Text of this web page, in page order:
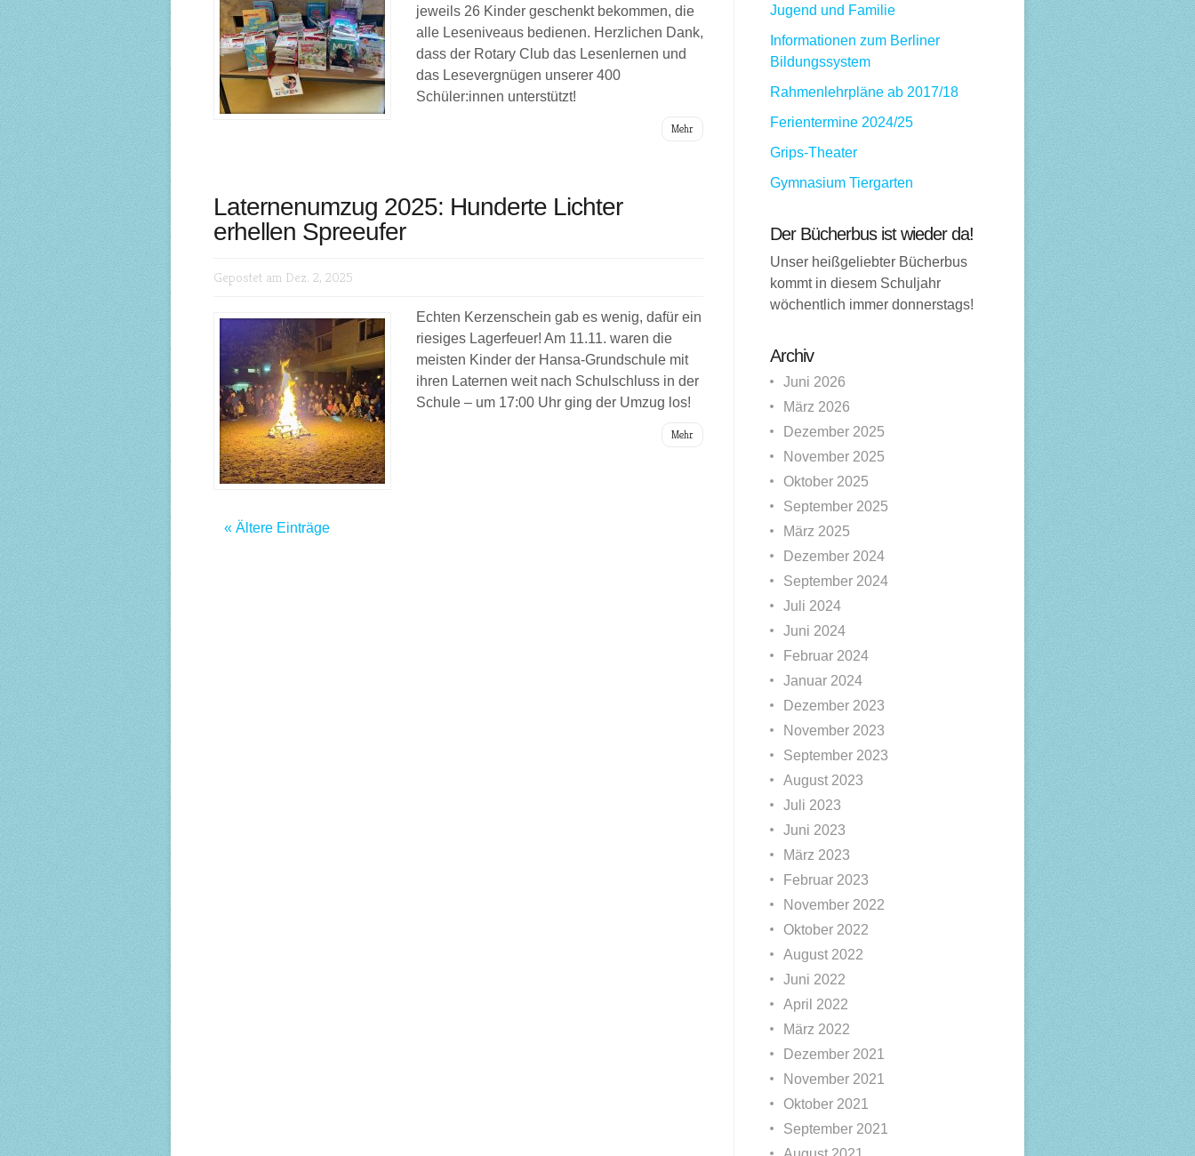
jeweils 26 Kinder geschenkt bekommen, die
alle Leseniveaus bedienen. Herzlichen Dank,
dass der Rotary Club das Lesenlernen und
das Lesevergnügen unserer 400
Schüler:innen unterstützt!
Mehr
Laternenumzug 2025: Hunderte Lichter
erhellen Spreeufer
Gepostet am Dez. 2, 2025
Echten Kerzenschein gab es wenig, dafür ein
riesiges Lagerfeuer! Am 11.11. waren die
meisten Kinder der Hansa-Grundschule mit
ihren Laternen weit nach Schulschluss in der
Schule – um 17:00 Uhr ging der Umzug los!
Mehr
« Ältere Einträge
Jugend und Familie
Informationen zum Berliner
Bildungssystem
Rahmenlehrpläne ab 2017/18
Ferientermine 2024/25
Grips-Theater
Gymnasium Tiergarten
Der Bücherbus ist wieder da!
Unser heißgeliebter Bücherbus
kommt in diesem Schuljahr
wöchentlich immer donnerstags!
Archiv
Juni 2026
März 2026
Dezember 2025
November 2025
Oktober 2025
September 2025
März 2025
Dezember 2024
September 2024
Juli 2024
Juni 2024
Februar 2024
Januar 2024
Dezember 2023
November 2023
September 2023
August 2023
Juli 2023
Juni 2023
März 2023
Februar 2023
November 2022
Oktober 2022
August 2022
Juni 2022
April 2022
März 2022
Dezember 2021
November 2021
Oktober 2021
September 2021